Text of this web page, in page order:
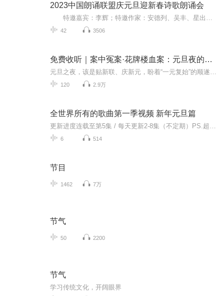
2023中国朗诵联盟庆元旦迎新春诗歌朗诵会
42 3506
免费收听｜案中冤案·花牌楼血案：元旦夜的沉冤与昭雪
120 2.9万
全世界所有的歌曲第一季视频 新年元旦篇
6 514
节目
1462 7万
节气
50 2200
节气
学习传统文化，开阔眼界